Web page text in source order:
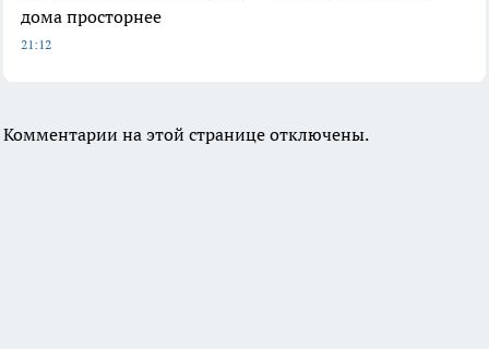
дома просторнее
21:12
Комментарии на этой странице отключены.